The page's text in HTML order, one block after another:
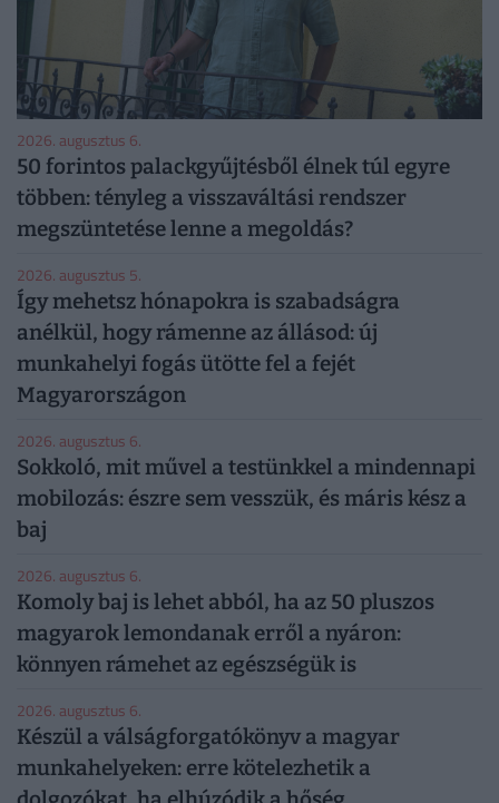
2026. augusztus 6.
50 forintos palackgyűjtésből élnek túl egyre
többen: tényleg a visszaváltási rendszer
megszüntetése lenne a megoldás?
2026. augusztus 5.
Így mehetsz hónapokra is szabadságra
anélkül, hogy rámenne az állásod: új
munkahelyi fogás ütötte fel a fejét
Magyarországon
2026. augusztus 6.
Sokkoló, mit művel a testünkkel a mindennapi
mobilozás: észre sem vesszük, és máris kész a
baj
2026. augusztus 6.
Komoly baj is lehet abból, ha az 50 pluszos
magyarok lemondanak erről a nyáron:
könnyen rámehet az egészségük is
2026. augusztus 6.
Készül a válságforgatókönyv a magyar
munkahelyeken: erre kötelezhetik a